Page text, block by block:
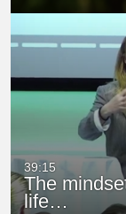
39:15
The
life…